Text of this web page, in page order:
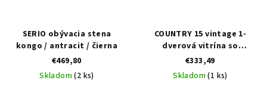
SERIO obývacia stena
kongo / antracit / čierna
€469,80
Skladom(2 ks)
COUNTRY 15 vintage 1-
dverová vitrína so
zásuvkami
€333,49
Skladom(1 ks)